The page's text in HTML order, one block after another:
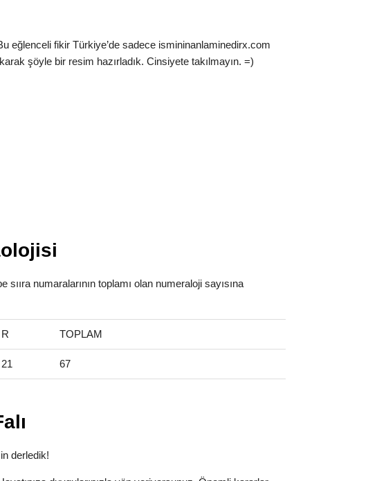
eğlenceli fikir Türkiye’de sadece ismininanlaminedirx.com
şöyle bir resim hazırladık. Cinsiyete takılmayın. =)
numaralarının toplamı olan numeraloji sayısına
R TOPLAM
21 67
derledik!